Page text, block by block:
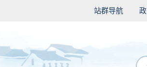
站群导航